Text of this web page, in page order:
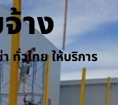
าง
ทั่วไทย ให้บริการ